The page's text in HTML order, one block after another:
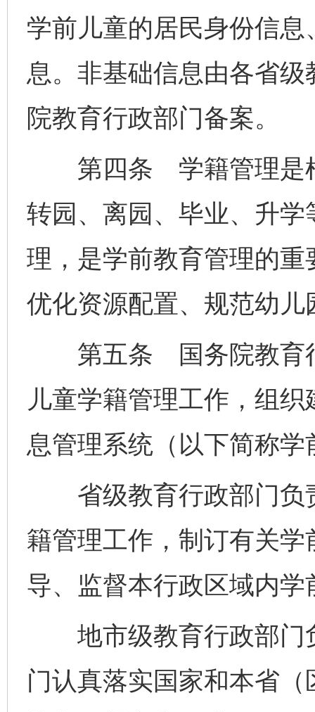
学前儿童的居民身份信
息。非基础信息由各省
院教育行政部门备案。
第四条 学籍管理是根
转园、离园、毕业、升
理，是学前教育管理的
优化资源配置、规范幼
第五条 国务院教育行
儿童学籍管理工作，组
息管理系统（以下简称
省级教育行政部门负
籍管理工作，制订有关
导、监督本行政区域内
地市级教育行政部门
门认真落实国家和本省